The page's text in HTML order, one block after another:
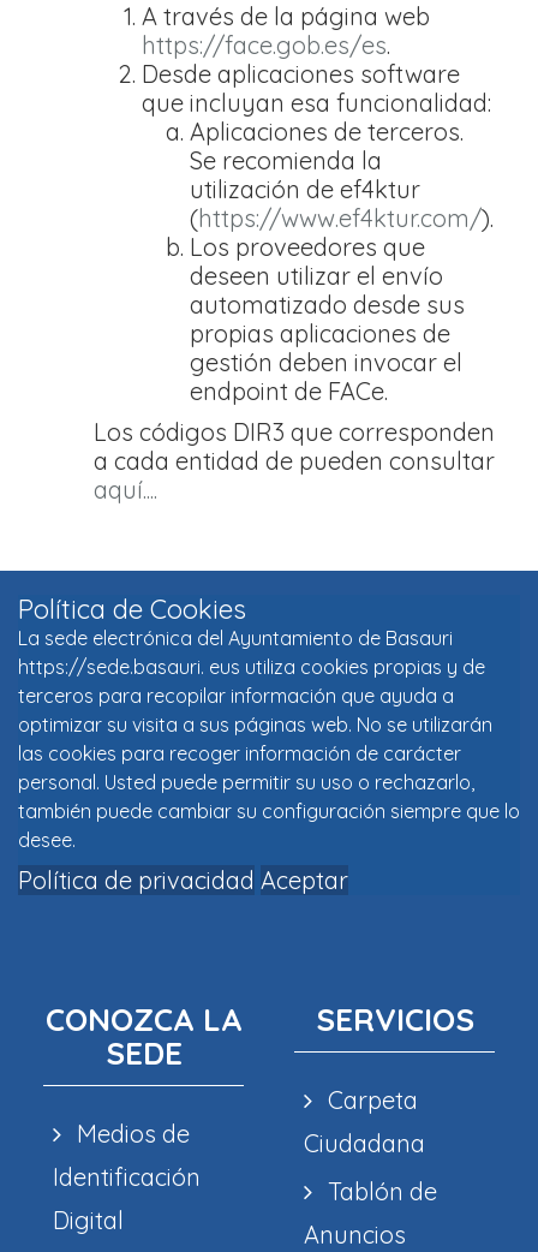
A través de la página web
https://face.gob.es/es.
Desde aplicaciones software
que incluyan esa funcionalidad:
Aplicaciones de terceros.
Se recomienda la
utilización de ef4ktur
(https://www.ef4ktur.com/).
Los proveedores que
deseen utilizar el envío
automatizado desde sus
propias aplicaciones de
gestión deben invocar el
endpoint de FACe.
Los códigos DIR3 que corresponden
a cada entidad de pueden consultar
aquí....
Política de Cookies
La sede electrónica del Ayuntamiento de Basauri
https://sede.basauri. eus utiliza cookies propias y de
terceros para recopilar información que ayuda a
optimizar su visita a sus páginas web. No se utilizarán
las cookies para recoger información de carácter
personal. Usted puede permitir su uso o rechazarlo,
también puede cambiar su configuración siempre que lo
desee.
Política de privacidad Aceptar
CONOZCA LA
SEDE
Medios de
Identificación
Digital
SERVICIOS
Carpeta
Ciudadana
Tablón de
Anuncios